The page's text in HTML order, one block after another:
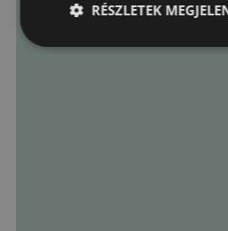
RÉSZLETEK